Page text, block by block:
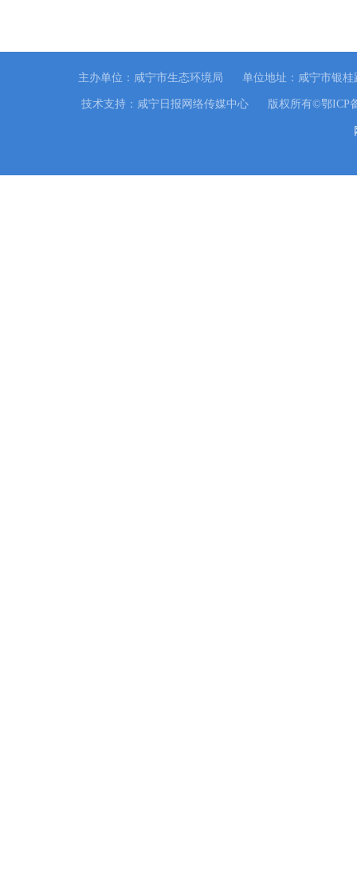
主办单位：咸宁市生态环境局 单位地址：咸宁市银桂
技术支持：咸宁日报网络传媒中心 版权所有©鄂ICP